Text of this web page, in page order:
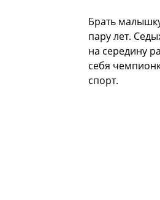
Брать
пару лет.
на середину
себя
спорт.